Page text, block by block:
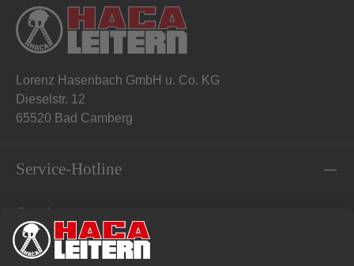
Lorenz Hasenbach GmbH u. Co. KG
Dieselstr. 12
65520 Bad Camberg
Service-Hotline
Service
Informationen